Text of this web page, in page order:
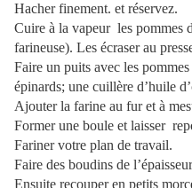
Hacher finement. et réservez.
Cuire à la vapeur les pommes
farineuse). Les écraser au
Faire un puits avec les
épinards; une cuillère d’huile
Ajouter la farine au fur et à
Former une boule et laisser
Fariner votre plan de travail.
Faire des boudins de
Ensuite recouper en petits